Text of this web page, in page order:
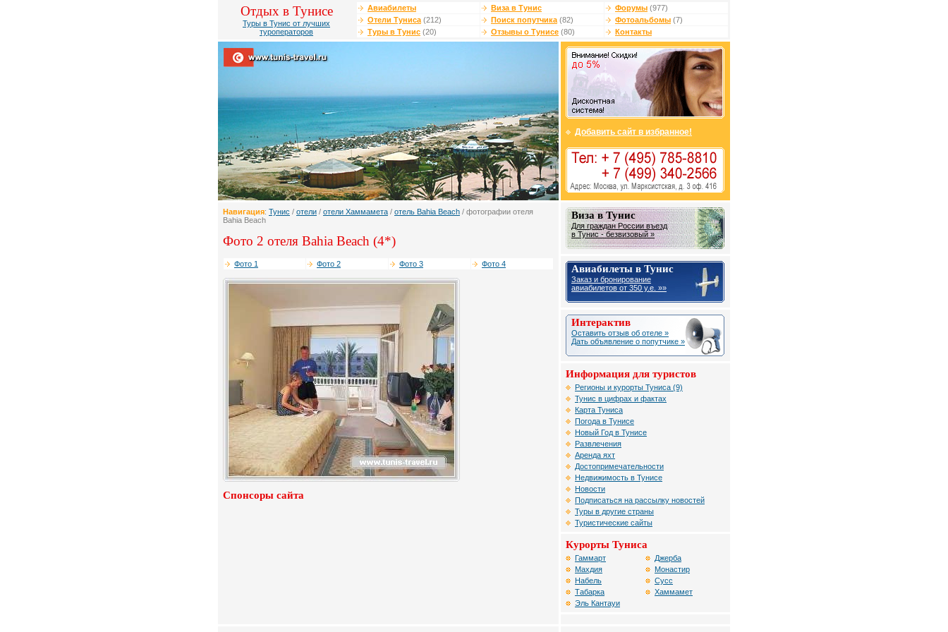
Отдых в Тунисе
Туры в Тунис от лучших
туроператоров
Авиабилеты Виза в Тунис Форумы (977)
Отели Туниса (212) Поиск попутчика (82) Фотоальбомы (7)
Туры в Тунис (20) Отзывы о Тунисе (80) Контакты
Добавить сайт в избранное!
Навигация: Тунис / отели / отели Хаммамета / отель Bahia Beach / фотографии отеля
Bahia Beach
Фото 2 отеля Bahia Beach (4*)
Фото 1 Фото 2 Фото 3 Фото 4
Спонсоры сайта
Виза в Тунис
Для граждан России въезд
в Тунис - безвизовый »
Авиабилеты в Тунис
Заказ и бронирование
авиабилетов от 350 у.е. »»
Интерактив
Оставить отзыв об отеле »
Дать объявление о попутчике »
Информация для туристов
Регионы и курорты Туниса (9)
Тунис в цифрах и фактах
Карта Туниса
Погода в Тунисе
Новый Год в Тунисе
Развлечения
Аренда яхт
Достопримечательности
Недвижимость в Тунисе
Новости
Подписаться на рассылку новостей
Туры в другие страны
Туристические сайты
Курорты Туниса
Гаммарт
Махдия
Набель
Табарка
Эль Кантауи
Джерба
Монастир
Сусc
Хаммамет